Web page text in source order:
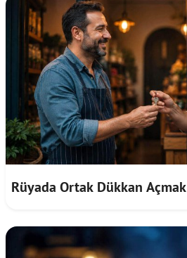
Rüyada Ortak Dükkan Açmak